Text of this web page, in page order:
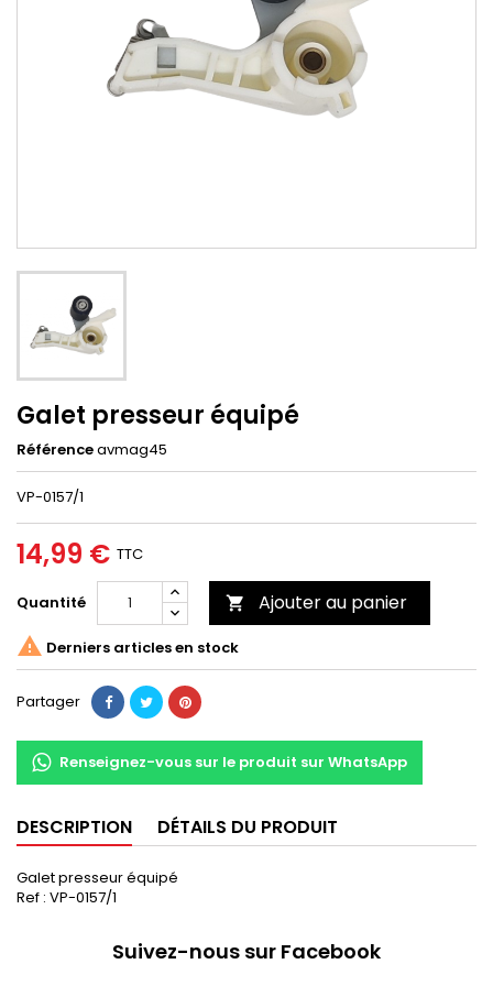
Galet presseur équipé
Référenceavmag45
VP-0157/1
14,99 € TTC
Quantité  Ajouter au panier
 Derniers articles en stock
Partager
Renseignez-vous sur le produit sur WhatsApp
DESCRIPTION DÉTAILS DU PRODUIT
Galet presseur équipé
Ref : VP-0157/1
Suivez-nous sur Facebook